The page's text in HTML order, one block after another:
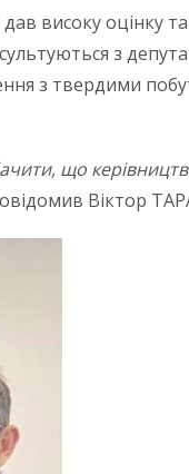
високу оцінку
з
з твердими
що
Віктор